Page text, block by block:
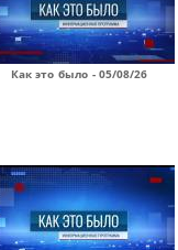
Как это было - 05/08/26